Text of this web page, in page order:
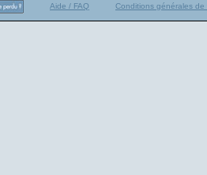
Aide / FAQ Conditions générales de